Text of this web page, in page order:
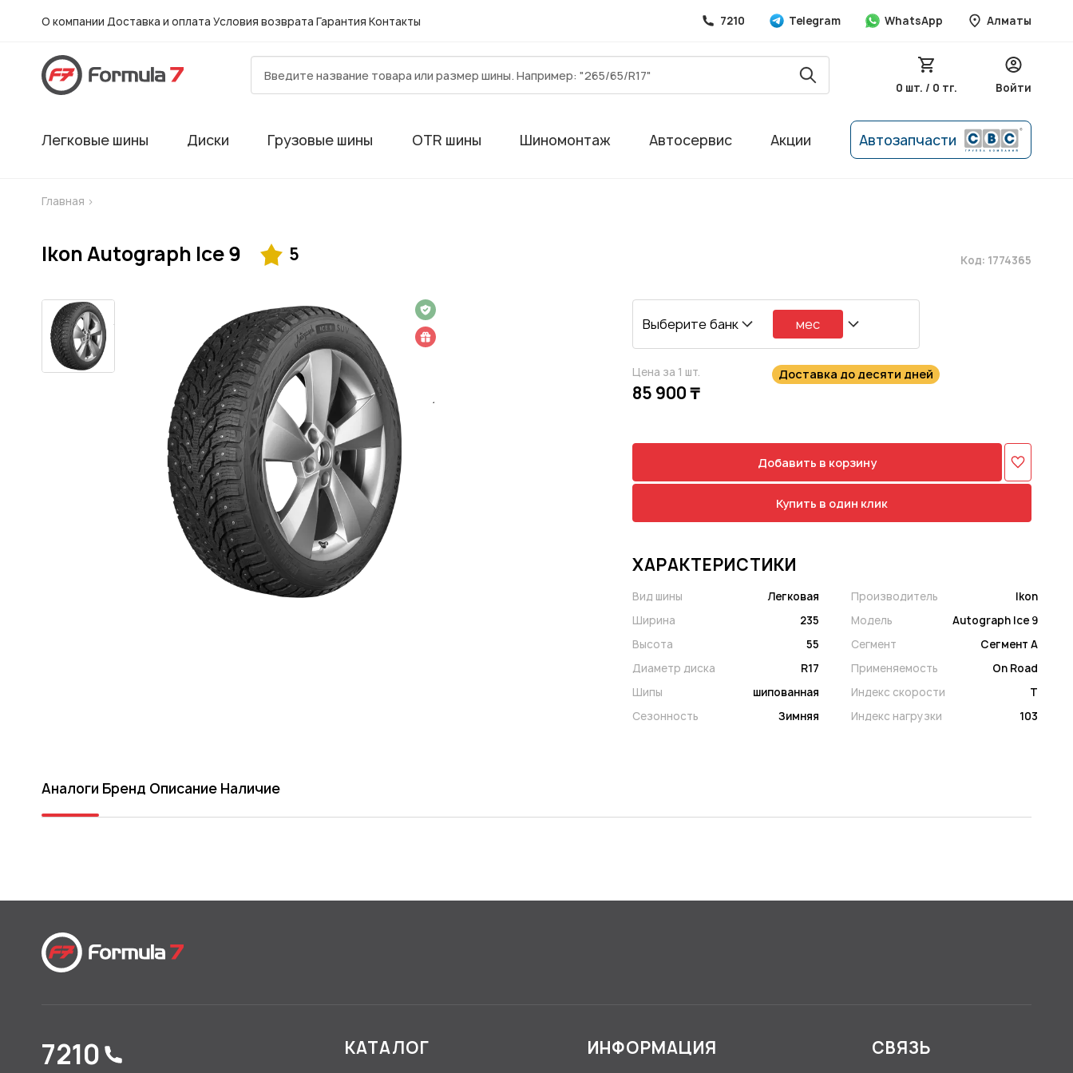
О компании Доставка и оплата Условия возврата Гарантия Контакты 7210 Telegram WhatsApp Алматы
0 шт. / 0 тг. Войти
Легковые шины Диски Грузовые шины OTR шины Шиномонтаж Автосервис Акции Автозапчасти
Главная >
Ikon Autograph Ice 9 5 Код: 1774365
Гарантия на 1 год
Шиномонтаж в подарок
Выберите банк мес
Цена за 1 шт.
85 900 ₸
Доставка до десяти дней
Добавить в корзину
Купить в один клик
ХАРАКТЕРИСТИКИ
Вид шины
Легковая
Ширина
235
Высота
55
Диаметр диска
R17
Шипы
шипованная
Сезонность
Зимняя
Производитель
Ikon
Модель
Autograph Ice 9
Сегмент
Сегмент A
Применяемость
On Road
Индекс скорости
T
Индекс нагрузки
103
Аналоги Бренд Описание Наличие
7210 КАТАЛОГ ИНФОРМАЦИЯ СВЯЗЬ